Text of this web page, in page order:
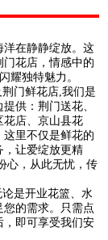
在静静绽放。这
花店，情感中的
耀独特魅力。
门鲜花店,我们是
供：荆门送花、
花店、京山县花
里不仅是鲜花的
，让爱绽放更精
心，从此无忧，传
是开业花篮、水
的需求。只需点
，即可享受我们安